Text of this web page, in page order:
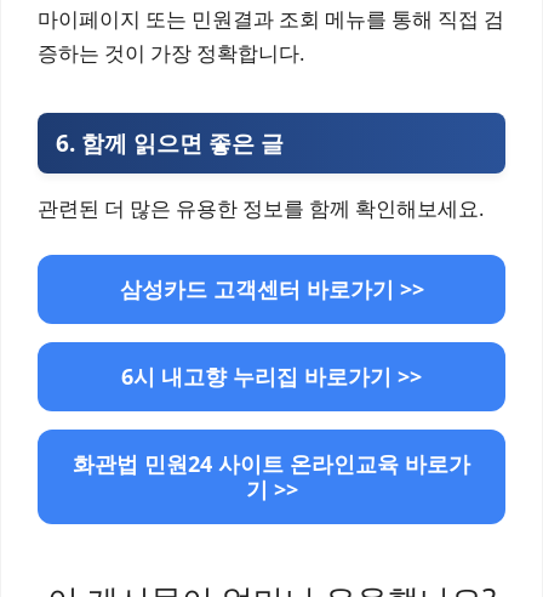
마이페이지 또는 민원결과 조회 메뉴를 통해 직접 검
증하는 것이 가장 정확합니다.
6. 함께 읽으면 좋은 글
관련된 더 많은 유용한 정보를 함께 확인해보세요.
삼성카드 고객센터 바로가기 >>
6시 내고향 누리집 바로가기 >>
화관법 민원24 사이트 온라인교육 바로가
기 >>